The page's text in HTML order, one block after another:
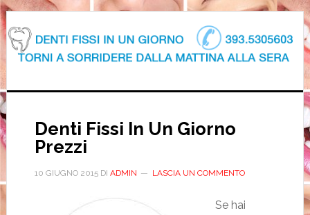
Denti Fissi In Un Giorno
Prezzi
10 GIUGNO 2015DI ADMIN LASCIA UN COMMENTO
Se hai